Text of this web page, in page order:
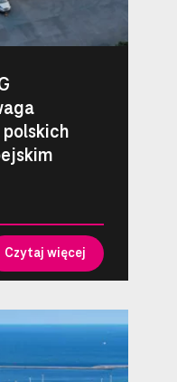
Czytaj więcej